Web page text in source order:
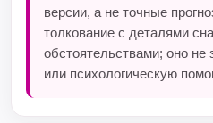
версии, а не точные
толкование с деталями
обстоятельствами; оно
или психологическую